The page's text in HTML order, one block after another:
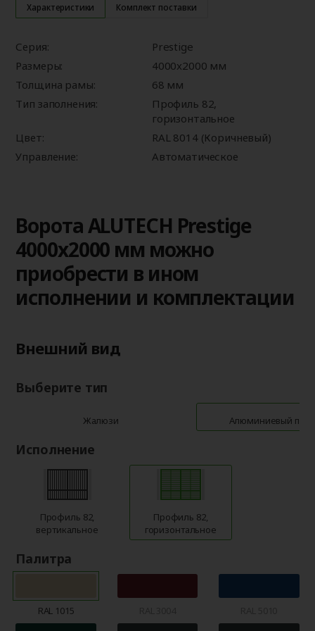
Характеристики Комплект поставки
Серия:
Prestige
Размеры:
4000x2000 мм
Толщина рамы:
68 мм
Тип заполнения:
Профиль 82,
горизонтальное
Цвет:
RAL 8014 (Коричневый)
Управление:
Автоматическое
Ворота ALUTECH Prestige
4000x2000 мм можно
приобрести в ином
исполнении и комплектации
Внешний вид
Выберите тип
Жалюзи Алюминиевый
Исполнение
Профиль 82,
вертикальное
Профиль 82,
горизонтальное
Палитра
RAL 1015